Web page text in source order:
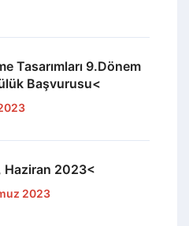
Tasarımları 9.Dönem
Başvurusu<
Haziran 2023<
2023